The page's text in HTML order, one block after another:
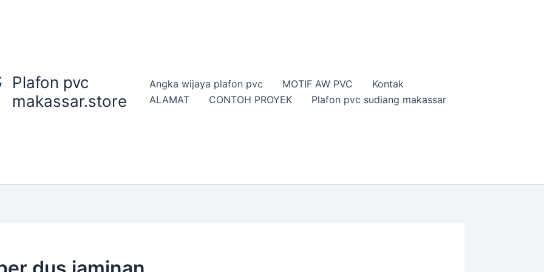
Plafon pvc
makassar.store
Angka wijaya plafon pvc MOTIF AW PVC
Kontak
ALAMAT
CONTOH PROYEK Plafon pvc sudiang makassar